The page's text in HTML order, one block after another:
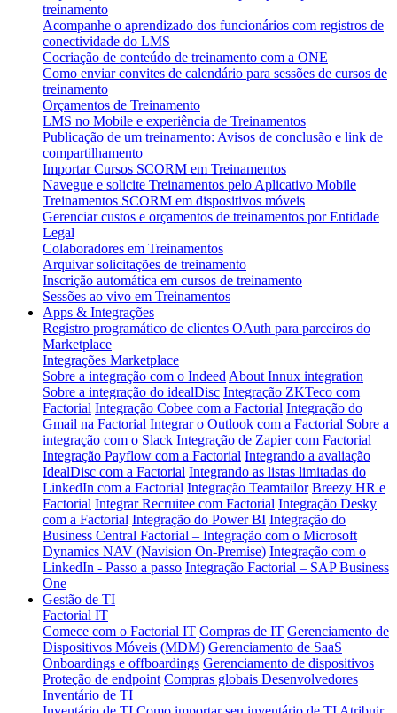
treinamento
Acompanhe o aprendizado dos funcionários com registros de
conectividade do LMS
Cocriação de conteúdo de treinamento com a ONE
Como enviar convites de calendário para sessões de cursos de
treinamento
Orçamentos de Treinamento
LMS no Mobile e experiência de Treinamentos
Publicação de um treinamento: Avisos de conclusão e link de
compartilhamento
Importar Cursos SCORM em Treinamentos
Navegue e solicite Treinamentos pelo Aplicativo Mobile
Treinamentos SCORM em dispositivos móveis
Gerenciar custos e orçamentos de treinamentos por Entidade
Legal
Colaboradores em Treinamentos
Arquivar solicitações de treinamento
Inscrição automática em cursos de treinamento
Sessões ao vivo em Treinamentos
Apps & Integrações
Registro programático de clientes OAuth para parceiros do
Marketplace
Integrações Marketplace
Sobre a integração com o Indeed About Innux integration
Sobre a integração do idealDisc Integração ZKTeco com
Factorial Integração Cobee com a Factorial Integração do
Gmail na Factorial Integrar o Outlook com a Factorial Sobre a
integração com o Slack Integração de Zapier com Factorial
Integração Payflow com a Factorial Integrando a avaliação
IdealDisc com a Factorial Integrando as listas limitadas do
LinkedIn com a Factorial Integração Teamtailor Breezy HR e
Factorial Integrar Recruitee com Factorial Integração Desky
com a Factorial Integração do Power BI Integração do
Business Central Factorial – Integração com o Microsoft
Dynamics NAV (Navision On-Premise) Integração com o
LinkedIn - Passo a passo Integração Factorial – SAP Business
One
Gestão de TI
Factorial IT
Comece com o Factorial IT Compras de IT Gerenciamento de
Dispositivos Móveis (MDM) Gerenciamento de SaaS
Onboardings e offboardings Gerenciamento de dispositivos
Proteção de endpoint Compras globais Desenvolvedores
Inventário de TI